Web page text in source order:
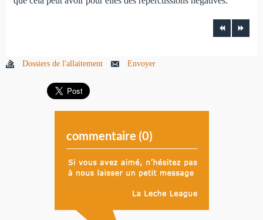
Dossiers de l'allaitement Envoyer
commentaire (0)